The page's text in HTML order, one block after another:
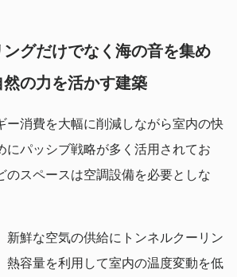
グだけでなく海の音を集め
の力を活かす建築
ー消費を大幅に削減しながら室内の快
にパッシブ戦略が多く活用されてお
のスペースは空調設備を必要としな
新鮮な空気の供給にトンネルクーリン
熱容量を利用して室内の温度変動を低